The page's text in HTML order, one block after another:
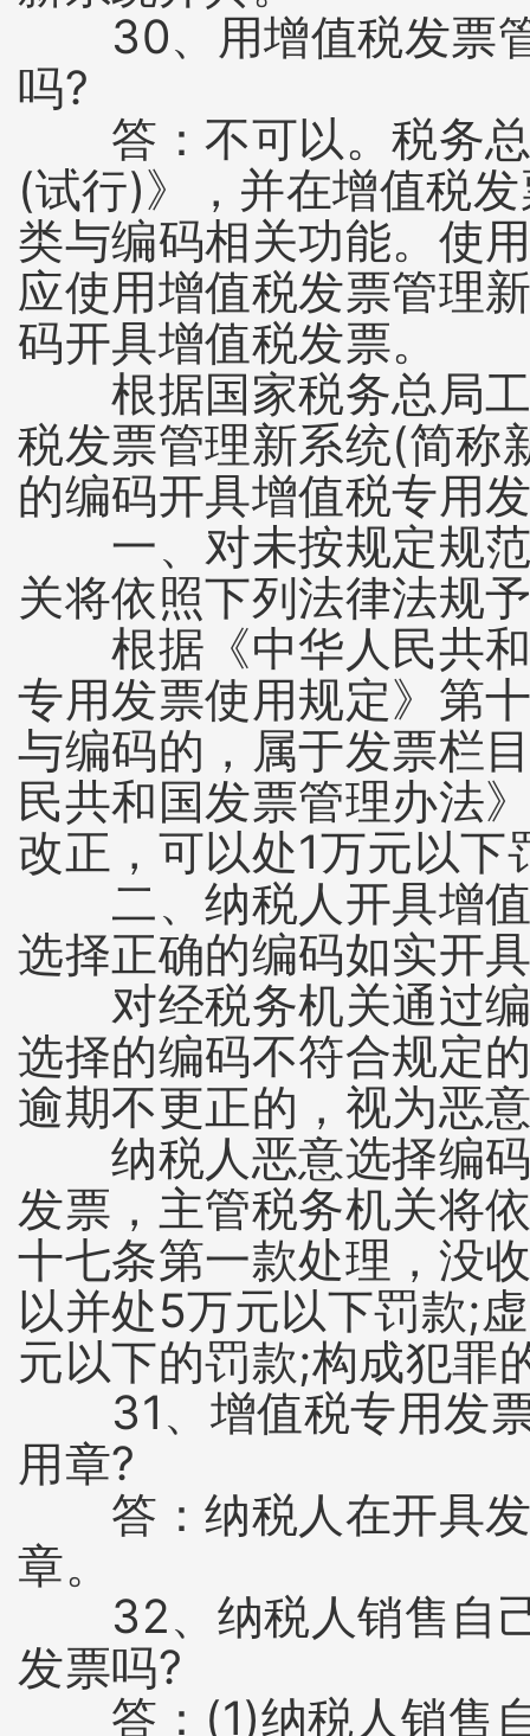
30、用增值税发票管
吗?
答：不可以。税务总
(试行)》，并在增值税
类与编码相关功能。使
应使用增值税发票管理
码开具增值税发票。
根据国家税务总局工
税发票管理新系统(简称
的编码开具增值税专用
一、对未按规定规范
关将依照下列法律法规
根据《中华人民共和
专用发票使用规定》第
与编码的，属于发票栏
民共和国发票管理办法
改正，可以处1万元以
二、纳税人开具增值
选择正确的编码如实开
对经税务机关通过编
选择的编码不符合规定
逾期不更正的，视为恶
纳税人恶意选择编码
发票，主管税务机关将
十七条第一款处理，没
以并处5万元以下罚款;
元以下的罚款;构成犯罪
31、增值税专用发票
用章?
答：纳税人在开具发
章。
32、纳税人销售自己
发票吗?
答：(1)纳税人销售自